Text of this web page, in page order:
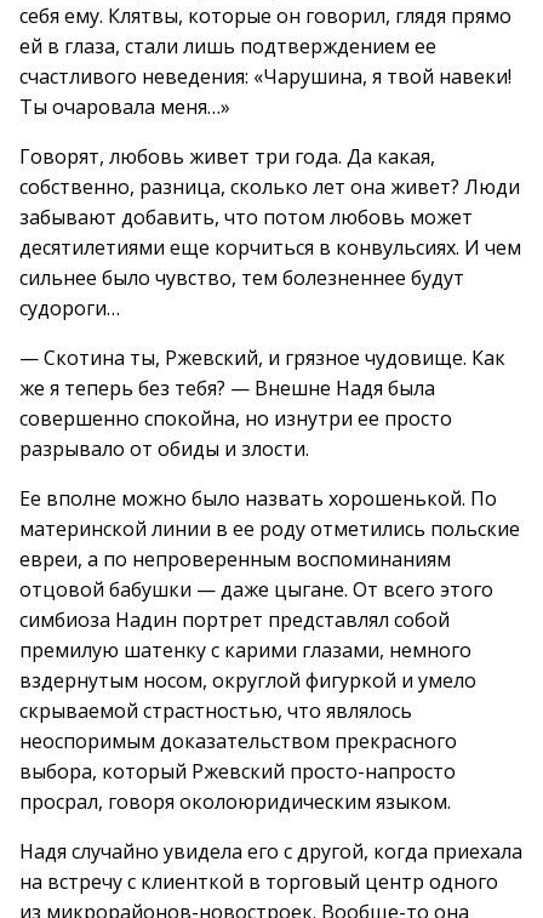
себя ему. Клятвы, которые он говорил, глядя прямо
ей в глаза, стали лишь подтверждением ее
счастливого неведения: «Чарушина, я твой навеки!
Ты очаровала меня…»
Говорят, любовь живет три года. Да какая,
собственно, разница, сколько лет она живет? Люди
забывают добавить, что потом любовь может
десятилетиями еще корчиться в конвульсиях. И чем
сильнее было чувство, тем болезненнее будут
судороги…
— Скотина ты, Ржевский, и грязное чудовище. Как
же я теперь без тебя? — Внешне Надя была
совершенно спокойна, но изнутри ее просто
разрывало от обиды и злости.
Ее вполне можно было назвать хорошенькой. По
материнской линии в ее роду отметились польские
евреи, а по непроверенным воспоминаниям
отцовой бабушки — даже цыгане. От всего этого
симбиоза Надин портрет представлял собой
премилую шатенку с карими глазами, немного
вздернутым носом, округлой фигуркой и умело
скрываемой страстностью, что являлось
неоспоримым доказательством прекрасного
выбора, который Ржевский просто-напросто
просрал, говоря околоюридическим языком.
Надя случайно увидела его с другой, когда приехала
на встречу с клиенткой в торговый центр одного
из микрорайонов-новостроек. Вообще-то она